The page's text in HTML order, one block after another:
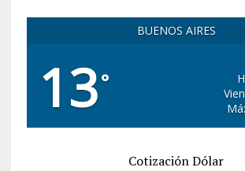
BUENOS AIRES
13°
Cotización Dólar